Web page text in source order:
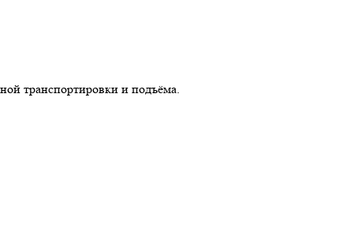
транспортировки и подъёма.